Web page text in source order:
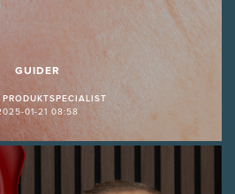
GUIDER
01-21 08:58